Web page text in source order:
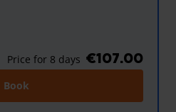
Price for 8 days €107.00
Book